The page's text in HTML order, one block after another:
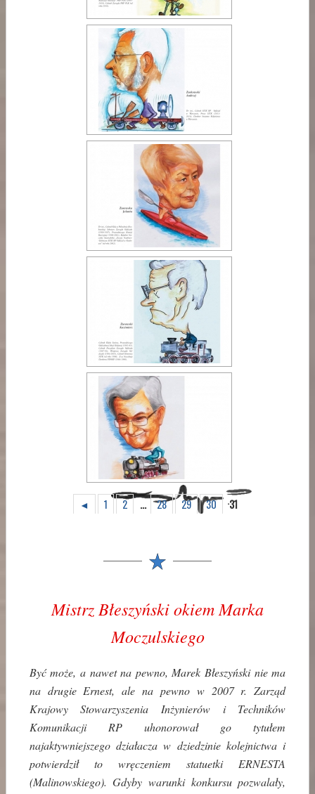
◄ 1 2 ... 28 29 30 31
Mistrz Błeszyński okiem Marka
Moczulskiego
Być może, a nawet na pewno, Marek Błeszyński nie ma
na drugie Ernest, ale na pewno w 2007 r. Zarząd
Krajowy Stowarzyszenia Inżynierów i Techników
Komunikacji RP uhonorował go tytułem
najaktywniejszego działacza w dziedzinie kolejnictwa i
potwierdził to wręczeniem statuetki ERNESTA
(Malinowskiego). Gdyby warunki konkursu pozwalały,